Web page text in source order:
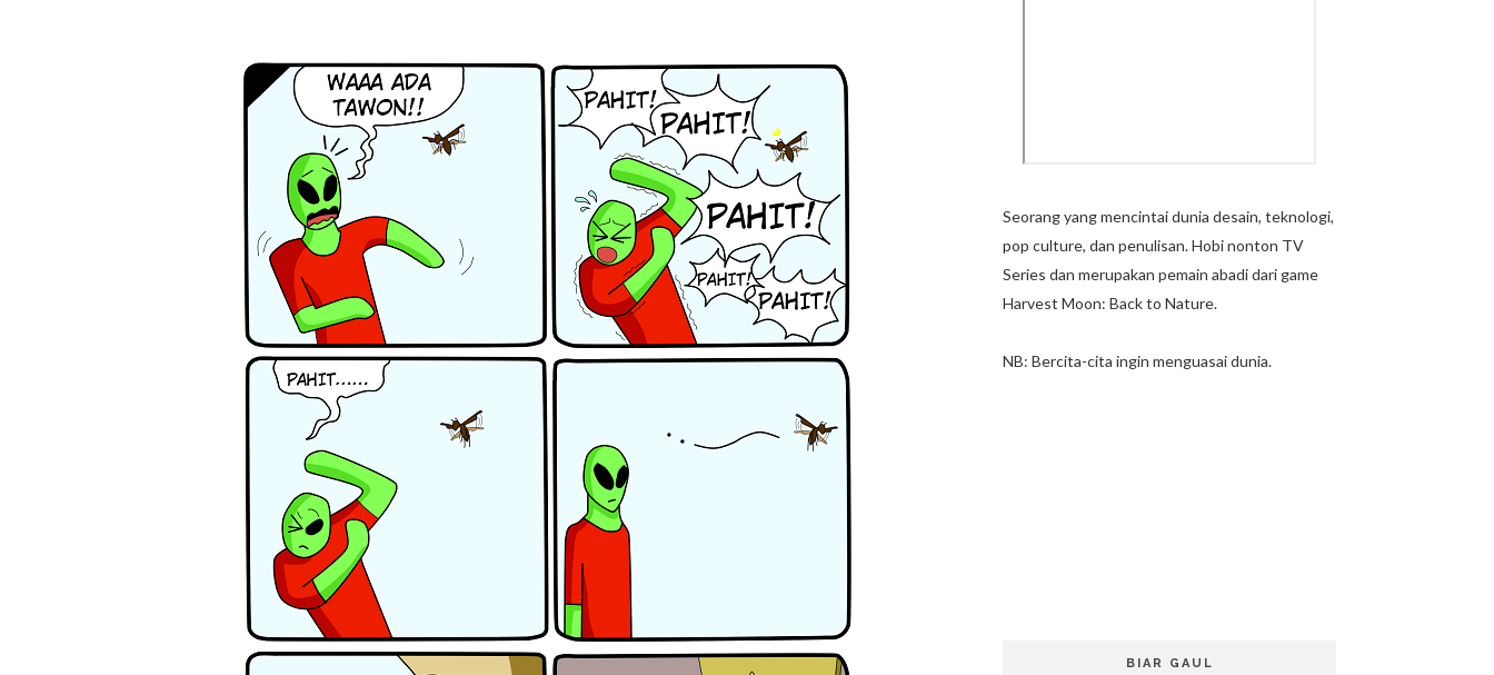
Seorang yang mencintai dunia desain, teknologi,
pop culture, dan penulisan. Hobi nonton TV
Series dan merupakan pemain abadi dari game
Harvest Moon: Back to Nature.
NB: Bercita-cita ingin menguasai dunia.
BIAR GAUL